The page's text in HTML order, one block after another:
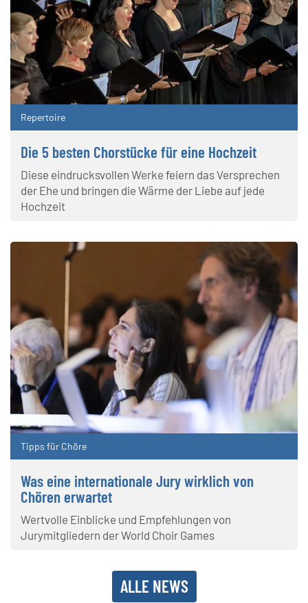
Repertoire
Die 5 besten Chorstücke für eine Hochzeit
Diese eindrucksvollen Werke feiern das Versprechen
der Ehe und bringen die Wärme der Liebe auf jede
Hochzeit
Tipps für Chöre
Was eine internationale Jury wirklich von
Chören erwartet
Wertvolle Einblicke und Empfehlungen von
Jurymitgliedern der World Choir Games
ALLE NEWS